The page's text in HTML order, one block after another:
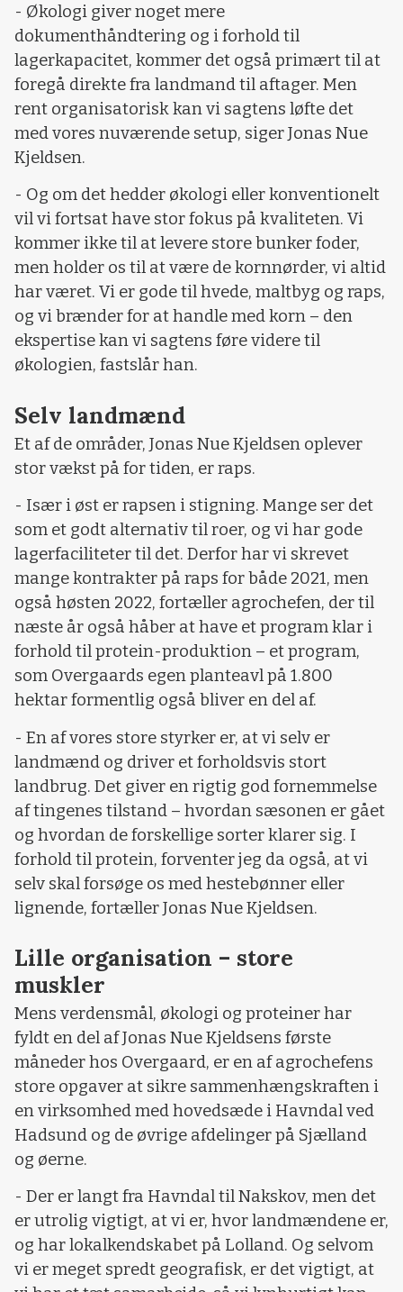
- Økologi giver noget mere
dokumenthåndtering og i forhold til
lagerkapacitet, kommer det også primært til at
foregå direkte fra landmand til aftager. Men
rent organisatorisk kan vi sagtens løfte det
med vores nuværende setup, siger Jonas Nue
Kjeldsen.
- Og om det hedder økologi eller konventionelt
vil vi fortsat have stor fokus på kvaliteten. Vi
kommer ikke til at levere store bunker foder,
men holder os til at være de kornnørder, vi altid
har været. Vi er gode til hvede, maltbyg og raps,
og vi brænder for at handle med korn – den
ekspertise kan vi sagtens føre videre til
økologien, fastslår han.
Selv landmænd
Et af de områder, Jonas Nue Kjeldsen oplever
stor vækst på for tiden, er raps.
- Især i øst er rapsen i stigning. Mange ser det
som et godt alternativ til roer, og vi har gode
lagerfaciliteter til det. Derfor har vi skrevet
mange kontrakter på raps for både 2021, men
også høsten 2022, fortæller agrochefen, der til
næste år også håber at have et program klar i
forhold til protein-produktion – et program,
som Overgaards egen planteavl på 1.800
hektar formentlig også bliver en del af.
- En af vores store styrker er, at vi selv er
landmænd og driver et forholdsvis stort
landbrug. Det giver en rigtig god fornemmelse
af tingenes tilstand – hvordan sæsonen er gået
og hvordan de forskellige sorter klarer sig. I
forhold til protein, forventer jeg da også, at vi
selv skal forsøge os med hestebønner eller
lignende, fortæller Jonas Nue Kjeldsen.
Lille organisation – store
muskler
Mens verdensmål, økologi og proteiner har
fyldt en del af Jonas Nue Kjeldsens første
måneder hos Overgaard, er en af agrochefens
store opgaver at sikre sammenhængskraften i
en virksomhed med hovedsæde i Havndal ved
Hadsund og de øvrige afdelinger på Sjælland
og øerne.
- Der er langt fra Havndal til Nakskov, men det
er utrolig vigtigt, at vi er, hvor landmændene er,
og har lokalkendskabet på Lolland. Og selvom
vi er meget spredt geografisk, er det vigtigt, at